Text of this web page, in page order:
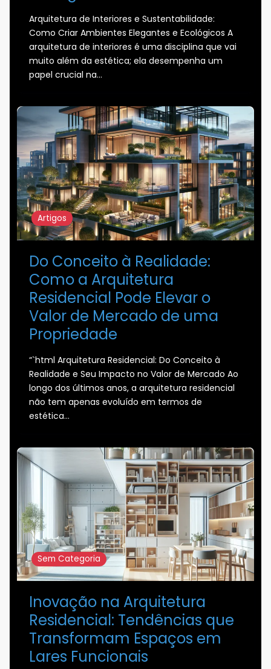
Arquitetura de Interiores e Sustentabilidade:
Como Criar Ambientes Elegantes e Ecológicos A
arquitetura de interiores é uma disciplina que vai
muito além da estética; ela desempenha um
papel crucial na…
Artigos
Do Conceito à Realidade:
Como a Arquitetura
Residencial Pode Elevar o
Valor de Mercado de uma
Propriedade
“`html Arquitetura Residencial: Do Conceito à
Realidade e Seu Impacto no Valor de Mercado Ao
longo dos últimos anos, a arquitetura residencial
não tem apenas evoluído em termos de
estética…
Sem Categoria
Inovação na Arquitetura
Residencial: Tendências que
Transformam Espaços em
Lares Funcionais